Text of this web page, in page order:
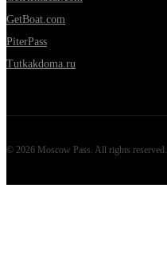
GetBoat.com
PiterPass
Tutkakdoma.ru
© 2026 Moscow Pass. All rights reserved.